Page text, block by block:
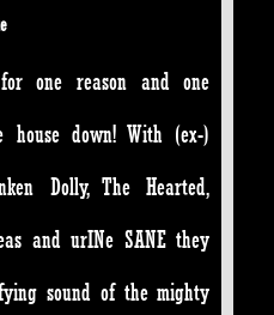
one reason and one
house down! With (ex-)
Dolly, The Hearted,
and urINe SANE they
sound of the mighty